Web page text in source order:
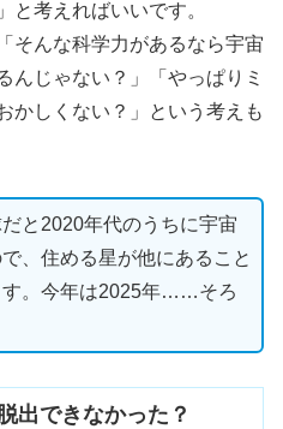
と考えればいいです。
そんな科学力があるなら宇宙
んじゃない？」「やっぱりミ
かしくない？」という考えも
と2020年代のうちに宇宙
、住める星が他にあること
す。今年は2025年……そろ
出できなかった？